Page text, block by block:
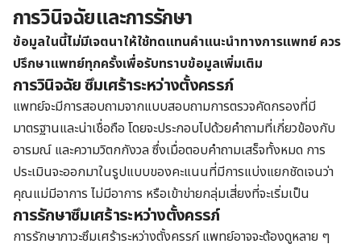
การวินิจฉัยและการรักษา
ข้อมูลในนี้ไม่มีเจตนาให้ใช้ทดแทนคำแนะนำทางการแพทย์ ควร
ปรึกษาแพทย์ทุกครั้งเพื่อรับทราบข้อมูลเพิ่มเติม
การวินิจฉัย ซึมเศร้าระหว่างตั้งครรภ์
แพทย์จะมีการสอบถามจากแบบสอบถามการตรวจคัดกรองที่มี
มาตรฐานและน่าเชื่อถือ โดยจะประกอบไปด้วยคำถามที่เกี่ยวข้องกับ
อารมณ์ และความวิตกกังวล ซึ่งเมื่อตอบคำถามเสร็จทั้งหมด การ
ประเมินจะออกมาในรูปแบบของคะแนนที่มีการแบ่งแยกชัดเจนว่า
คุณแม่มีอาการ ไม่มีอาการ หรือเข้าข่ายกลุ่มเสี่ยงที่จะเริ่มเป็น
การรักษาซึมเศร้าระหว่างตั้งครรภ์
การรักษาภาวะซึมเศร้าระหว่างตั้งครรภ์ แพทย์อาจจะต้องดูหลาย ๆ